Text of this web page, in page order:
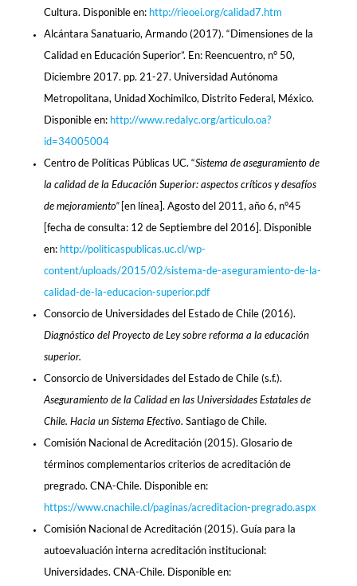
Cultura. Disponible en: http://rieoei.org/calidad7.htm
Alcántara Sanatuario, Armando (2017). “Dimensiones de la
Calidad en Educación Superior”. En: Reencuentro, n° 50,
Diciembre 2017. pp. 21-27. Universidad Autónoma
Metropolitana, Unidad Xochimilco, Distrito Federal, México.
Disponible en: http://www.redalyc.org/articulo.oa?
id=34005004
Centro de Políticas Públicas UC. “Sistema de aseguramiento de
la calidad de la Educación Superior: aspectos críticos y desafíos
de mejoramiento”[en línea]. Agosto del 2011, año 6, n°45
[fecha de consulta: 12 de Septiembre del 2016]. Disponible
en: http://politicaspublicas.uc.cl/wp-
content/uploads/2015/02/sistema-de-aseguramiento-de-la-
calidad-de-la-educacion-superior.pdf
Consorcio de Universidades del Estado de Chile (2016).
Diagnóstico del Proyecto de Ley sobre reforma a la educación
superior.
Consorcio de Universidades del Estado de Chile (s.f.).
Aseguramiento de la Calidad en las Universidades Estatales de
Chile. Hacia un Sistema Efectivo. Santiago de Chile.
Comisión Nacional de Acreditación (2015). Glosario de
términos complementarios criterios de acreditación de
pregrado. CNA-Chile. Disponible en:
https://www.cnachile.cl/paginas/acreditacion-pregrado.aspx
Comisión Nacional de Acreditación (2015). Guía para la
autoevaluación interna acreditación institucional:
Universidades. CNA-Chile. Disponible en: